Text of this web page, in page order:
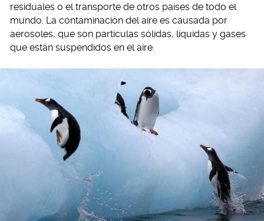
residuales o el transporte de otros países de todo el
mundo. La contaminación del aire es causada por
aerosoles, que son partículas sólidas, líquidas y gases
que están suspendidos en el aire.